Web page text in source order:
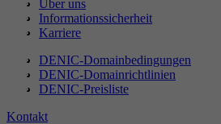
Über uns
Informationssicherheit
Karriere
DENIC-Domainbedingungen
DENIC-Domainrichtlinien
DENIC-Preisliste
Kontakt